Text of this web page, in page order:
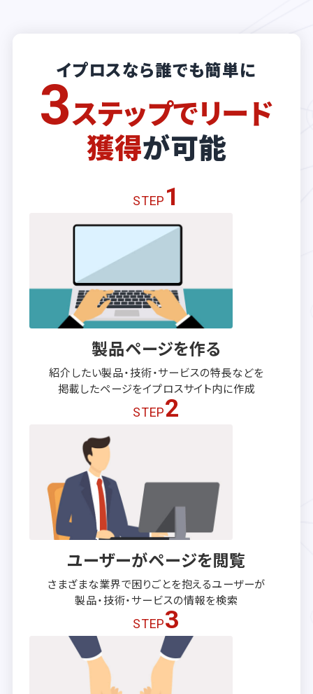
イプロスなら誰でも簡単に
3ステップでリード
獲得が可能
STEP 1
製品ページを作る
紹介したい製品・技術・サービスの特長などを
掲載したページをイプロスサイト内に作成
STEP2
ユーザーがページを閲覧
さまざまな業界で困りごとを抱えるユーザーが
製品・技術・サービスの情報を検索
STEP3